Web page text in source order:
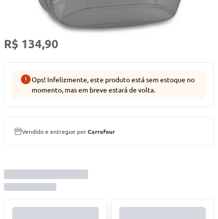
R$ 134,90
Ops! Infelizmente, este produto está sem estoque no
momento, mas em breve estará de volta.
Vendido e entregue porCarrefour